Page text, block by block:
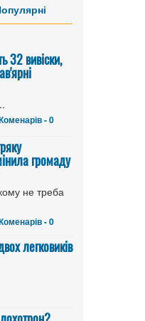
32 вивіски,
- 0
громаду
не треба
- 0
легковиків